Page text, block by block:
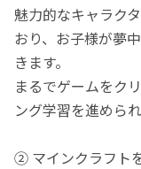
魅力的なキャラク
おり、お子様が夢
きます。
まるでゲームをク
ング学習を進められ
② マインクラフト